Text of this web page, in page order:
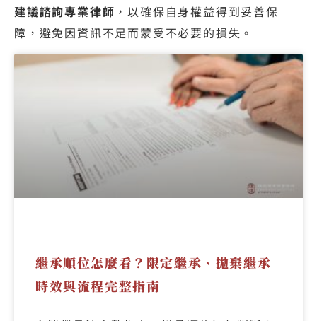
建議諮詢專業律師 ，以確保自身權益得到妥善保
障，避免因資訊不足而蒙受不必要的損失。
繼承順位怎麼看？限定繼承、拋棄繼承
時效與流程完整指南